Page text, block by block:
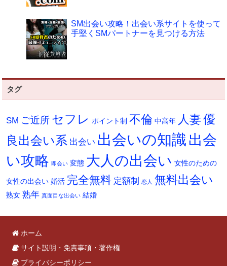
SM出会い攻略！出会い系サイトを使って
手堅くSMパートナーを見つける方法
タグ
SM ご近所 セフレ ポイント制 不倫 中高年 人妻優
良出会い系 出会い 出会いの知識出会
い攻略 即会い 変態 大人の出会い 女性のための
女性の出会い 婚活 完全無料 定額制 恋人 無料出会い
熟女 熟年 真面目な出会い 結婚
ホーム
サイト説明・免責事項・著作権
プライバシーポリシー